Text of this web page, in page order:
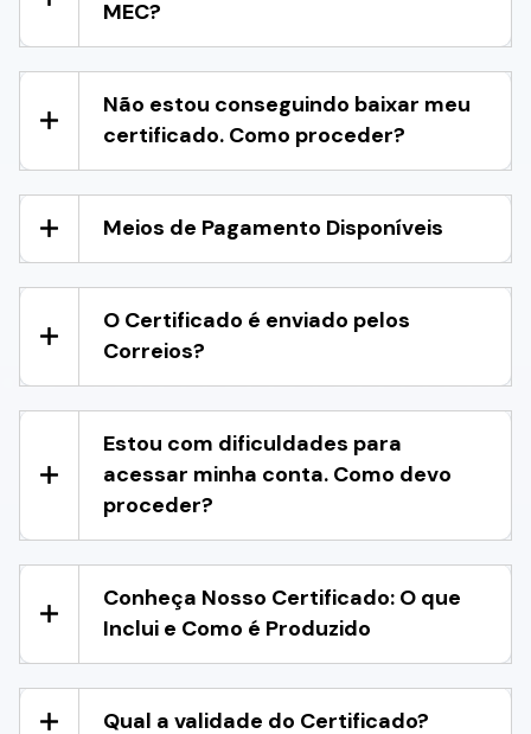
MEC?
Não estou conseguindo baixar meu
certificado. Como proceder?
Meios de Pagamento Disponíveis
O Certificado é enviado pelos
Correios?
Estou com dificuldades para
acessar minha conta. Como devo
proceder?
Conheça Nosso Certificado: O que
Inclui e Como é Produzido
Qual a validade do Certificado?